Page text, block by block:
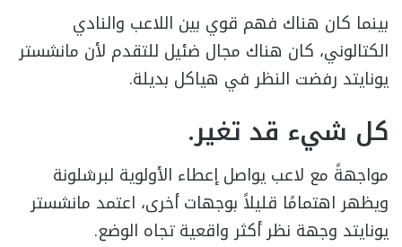
بينما كان هناك فهم قوي بين اللاعب والنادي
الكتالوني، كان هناك مجال ضئيل للتقدم لأن مانشستر
يونايتد رفضت النظر في هياكل بديلة.
كل شيء قد تغير.
مواجهةً مع لاعب يواصل إعطاء الأولوية لبرشلونة
ويظهر اهتمامًا قليلاً بوجهات أخرى، اعتمد مانشستر
يونايتد وجهة نظر أكثر واقعية تجاه الوضع.